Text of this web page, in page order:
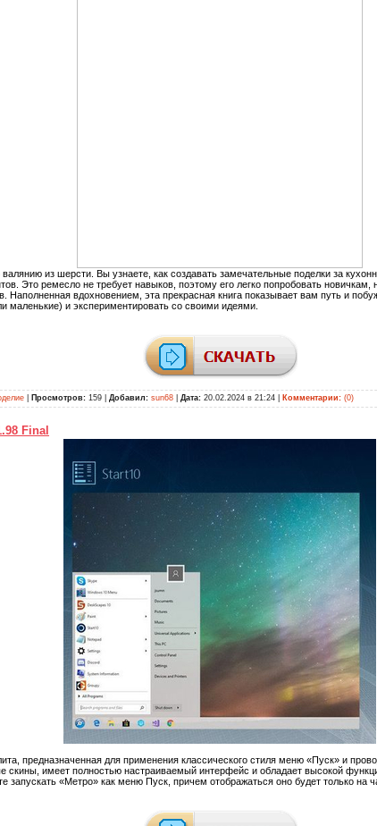
валянию из шерсти. Вы узнаете, как создавать замечательные поделки за
Это ремесло не требует навыков, поэтому его легко попробовать новичкам,
Наполненная вдохновением, эта прекрасная книга показывает вам путь и
маленькие) и экспериментировать со своими идеями.
Просмотров: 159 | Добавил: sun68 Дата: 20.02.2024 в 21:24 Комментарии: (0)
Final
предназначенная для применения классического стиля меню «Пуск» и
скины, имеет полностью настраиваемый интерфейс и обладает высокой
запускать «Метро» как меню Пуск, причем отображаться оно будет только на